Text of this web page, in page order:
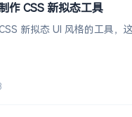
作 CSS 新拟态工具
新拟态 UI 风格的工具，